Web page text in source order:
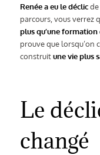
Renée a eu le déclicde
parcours, vous verrez
plus qu’une
prouve que lorsqu’on
construitune vie plus
Le
changé